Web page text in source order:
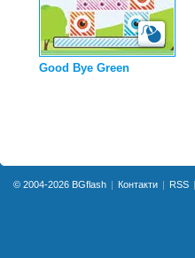
Good Bye Green
© 2004-2026 BGflash Контакти RSS